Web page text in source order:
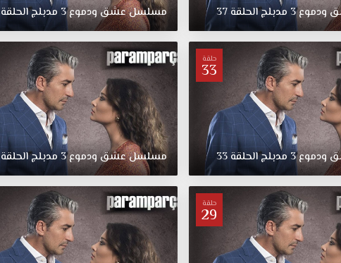
ودموع3 مدبلجالحلقة37 مسلسلعشقودموع3 مدبلجالحلقة
حلقة
33
ودموع3 مدبلجالحلقة33 مسلسلعشقودموع3 مدبلجالحلقة
حلقة
29